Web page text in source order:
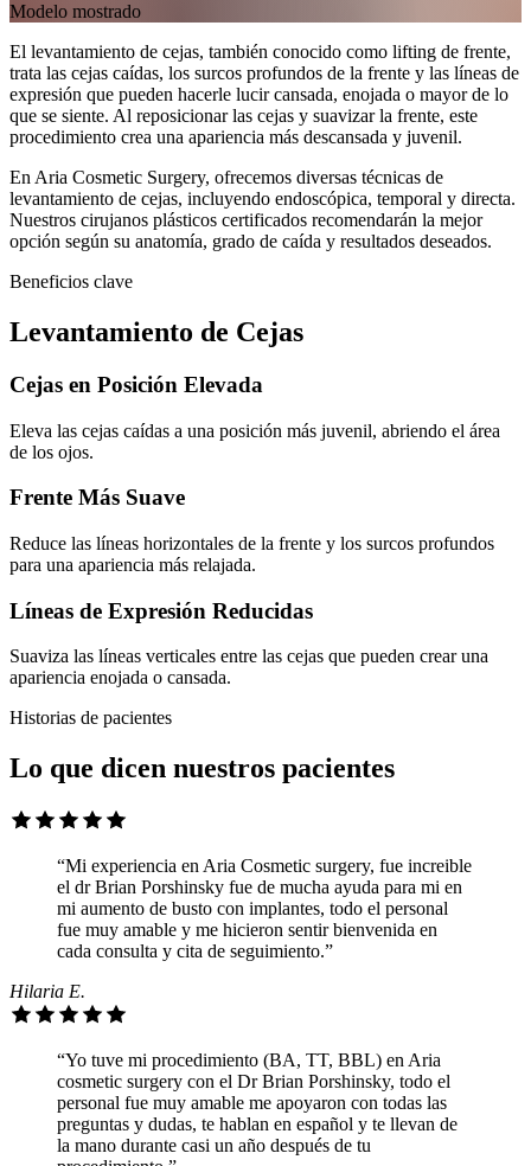
Modelo mostrado
El levantamiento de cejas, también conocido como lifting de frente,
trata las cejas caídas, los surcos profundos de la frente y las líneas de
expresión que pueden hacerle lucir cansada, enojada o mayor de lo
que se siente. Al reposicionar las cejas y suavizar la frente, este
procedimiento crea una apariencia más descansada y juvenil.
En Aria Cosmetic Surgery, ofrecemos diversas técnicas de
levantamiento de cejas, incluyendo endoscópica, temporal y directa.
Nuestros cirujanos plásticos certificados recomendarán la mejor
opción según su anatomía, grado de caída y resultados deseados.
Beneficios clave
Levantamiento de Cejas
Cejas en Posición Elevada
Eleva las cejas caídas a una posición más juvenil, abriendo el área
de los ojos.
Frente Más Suave
Reduce las líneas horizontales de la frente y los surcos profundos
para una apariencia más relajada.
Líneas de Expresión Reducidas
Suaviza las líneas verticales entre las cejas que pueden crear una
apariencia enojada o cansada.
Historias de pacientes
Lo que dicen nuestros pacientes
“Mi experiencia en Aria Cosmetic surgery, fue increible
el dr Brian Porshinsky fue de mucha ayuda para mi en
mi aumento de busto con implantes, todo el personal
fue muy amable y me hicieron sentir bienvenida en
cada consulta y cita de seguimiento.”
Hilaria E.
“Yo tuve mi procedimiento (BA, TT, BBL) en Aria
cosmetic surgery con el Dr Brian Porshinsky, todo el
personal fue muy amable me apoyaron con todas las
preguntas y dudas, te hablan en español y te llevan de
la mano durante casi un año después de tu